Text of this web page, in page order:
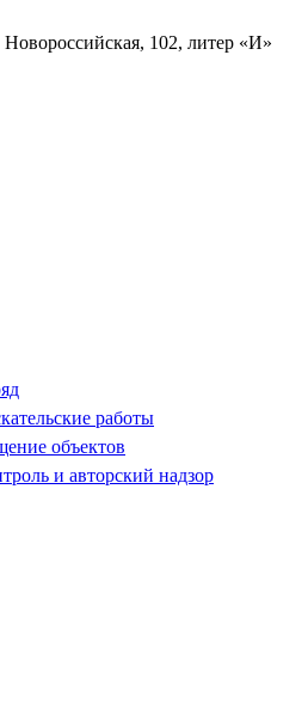
Новороссийская, 102, литер «И»
работы
объектов
и авторский надзор